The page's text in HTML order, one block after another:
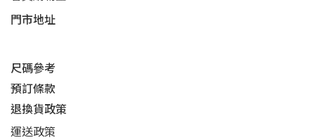
門市地址
尺碼參考
預訂條款
退換貨政策​
運送政策​